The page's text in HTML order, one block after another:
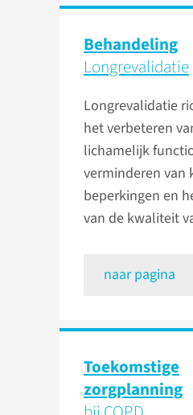
Behandeling
Longrevalidatie
Longrevalidatie
het verbeteren
lichamelijk
verminderen van
beperkingen en
van de kwaliteit
naar pagina
Toekomstige
zorgplanning